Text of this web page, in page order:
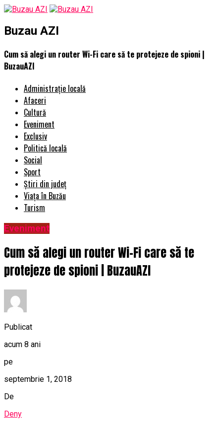
Buzau AZI
Cum să alegi un router Wi-Fi care să te protejeze de spioni |
BuzauAZI
Administrație locală
Afaceri
Cultură
Eveniment
Exclusiv
Politică locală
Social
Sport
Știri din județ
Viața în Buzău
Turism
Eveniment
Cum să alegi un router Wi-Fi care să te
protejeze de spioni | BuzauAZI
Publicat
acum 8 ani
pe
septembrie 1, 2018
De
Deny